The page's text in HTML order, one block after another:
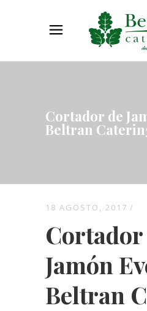
Cortador de
Beltran
18 AGOSTO, 2017
Cortador
Jamón
Beltran